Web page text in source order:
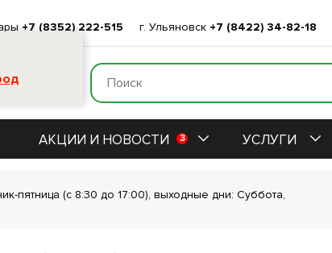
+7 (8352) 222-515 г. Ульяновск +7 (8422) 34-82-18
АКЦИИ И НОВОСТИ 3 УСЛУГИ
пятница (с 8:30 до 17:00), выходные дни: Суббота,